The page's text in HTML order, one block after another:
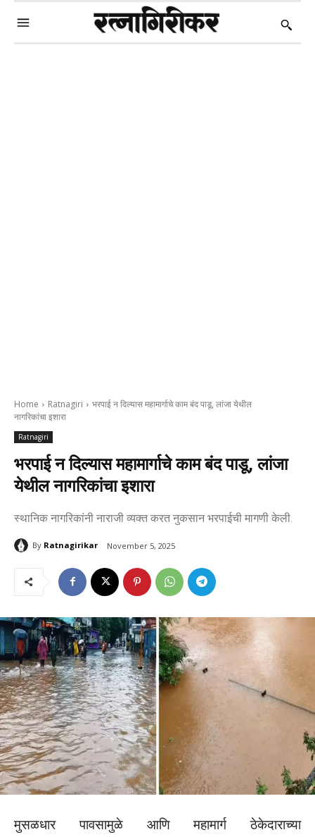
Home Ratnagiri
भरपाई न दिल्यास महामार्गाचे काम बंद पाडू, लांजा येथील
नागरिकांचा इशारा
Ratnagiri
भरपाई न दिल्यास महामार्गाचे काम बंद पाडू, लांजा
येथील नागरिकांचा इशारा
स्थानिक नागरिकांनी नाराजी व्यक्त करत नुकसान भरपाईची मागणी केली.
By Ratnagirikar November 5, 2025
मुसळधार पावसामुळे आणि महामार्ग ठेकेदाराच्या